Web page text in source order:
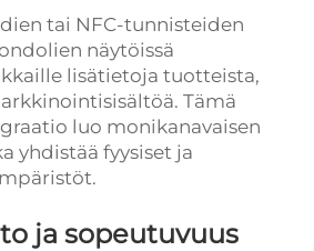
tai NFC-tunnisteiden
näytöissä
lisätietoja tuotteista,
Tämä
luo monikanavaisen
yhdistää fyysiset ja
ja sopeutuvuus